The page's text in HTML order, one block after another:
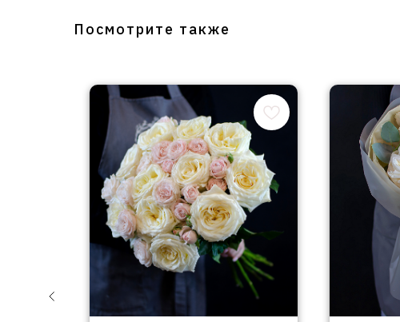
Посмотрите также